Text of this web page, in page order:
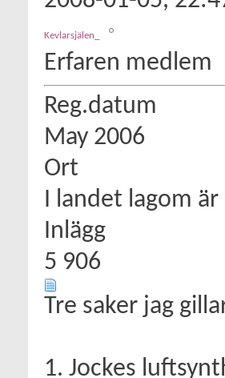
Kevlarsjälen_
Erfaren medlem
Reg.datum
May 2006
Ort
I landet lagom är
Inlägg
5 906
Tre saker jag
1. Jockes